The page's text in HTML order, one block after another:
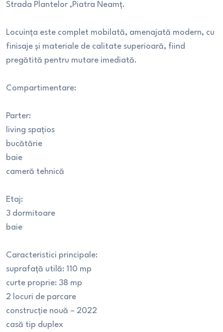
Strada Plantelor ,Piatra Neamț.
Locuința este complet mobilată, amenajată modern, cu
finisaje și materiale de calitate superioară, fiind
pregătită pentru mutare imediată.
Compartimentare:
Parter:
living spațios
bucătărie
baie
cameră tehnică
Etaj:
3 dormitoare
baie
Caracteristici principale:
suprafață utilă: 110 mp
curte proprie: 38 mp
2 locuri de parcare
construcție nouă – 2022
casă tip duplex